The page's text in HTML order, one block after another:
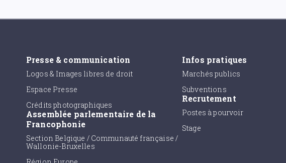
Presse & communication
Logos & Images libres de droit
Espace Presse
Crédits photographiques
Assemblée parlementaire de la
Francophonie
Section Belgique / Communauté française /
Wallonie-Bruxelles
Infos pratiques
Marchés publics
Subventions
Recrutement
Postes à pourvoir
Stage